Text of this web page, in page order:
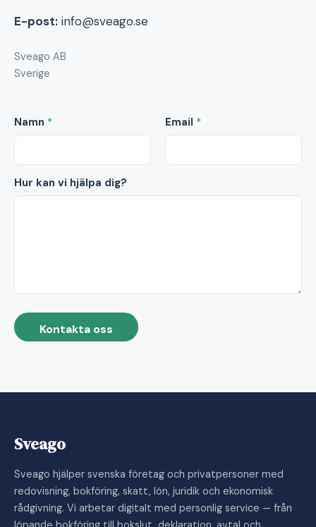
E-post: info@sveago.se
Sveago AB
Sverige
Namn * Email *
Hur kan vi hjälpa dig?
Kontakta oss
Sveago
Sveago hjälper svenska företag och privatpersoner med
redovisning, bokföring, skatt, lön, juridik och ekonomisk
rådgivning. Vi arbetar digitalt med personlig service — från